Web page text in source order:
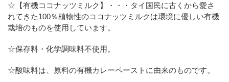
☆【有機ココナッツミルク】・・・タイ国民に古くから愛さ
れてきた100％植物性のココナッツミルクは環境に優しい有機
栽培のものを使用しています。
☆保存料・化学調味料不使用。
☆酸味料は、原料の有機カレーペーストに由来のものです。